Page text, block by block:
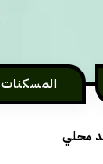
المسكنات
محلي